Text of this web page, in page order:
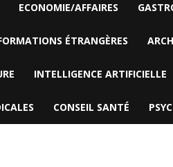
ECONOMIE/AFFAIRES
ÉTRANGÈRES
INTELLIGENCE ARTIFICIELLE
CONSEIL SANTÉ